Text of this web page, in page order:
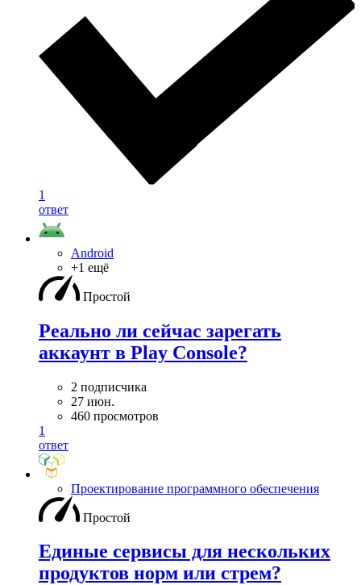
1
ответ
Android
+1 ещё
Простой
Реально ли сейчас зарегать
аккаунт в Play Console?
2 подписчика
27 июн.
460 просмотров
1
ответ
Проектирование программного обеспечения
Простой
Единые сервисы для нескольких
продуктов норм или стрем?